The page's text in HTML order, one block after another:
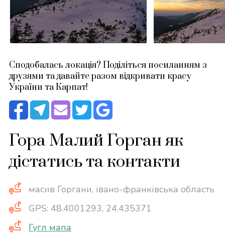
Сподобалась локація? Поділіться посиланням з
друзями та давайте разом відкривати красу
України та Карпат!
Гора Малий Горган як
дістатись та контакти
масив Горгани, івано-франківська область
GPS: 48.4001293, 24.435371
Гугл мапа